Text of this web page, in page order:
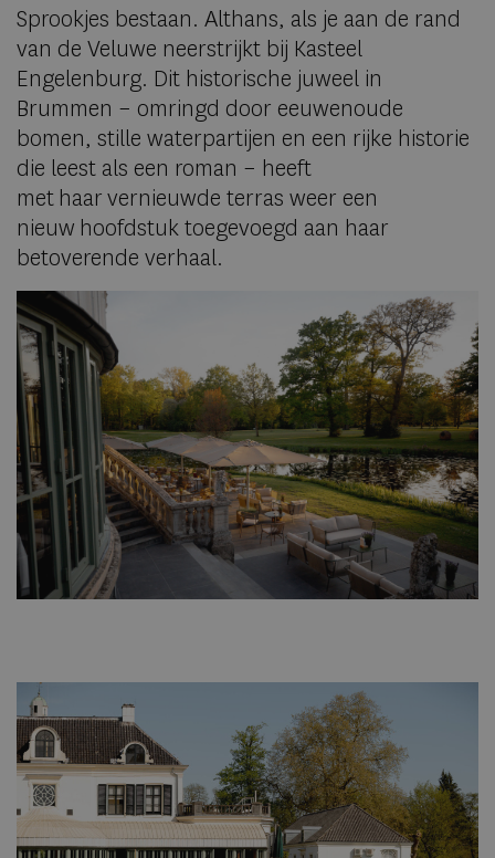
Sprookjes bestaan. Althans, als je aan de rand
van de Veluwe neerstrijkt bij Kasteel
Engelenburg. Dit historische juweel in
Brummen – omringd door eeuwenoude
bomen, stille waterpartijen en een rijke historie
die leest als een roman – heeft
met haar vernieuwde terras weer een
nieuw hoofdstuk toegevoegd aan haar
betoverende verhaal.